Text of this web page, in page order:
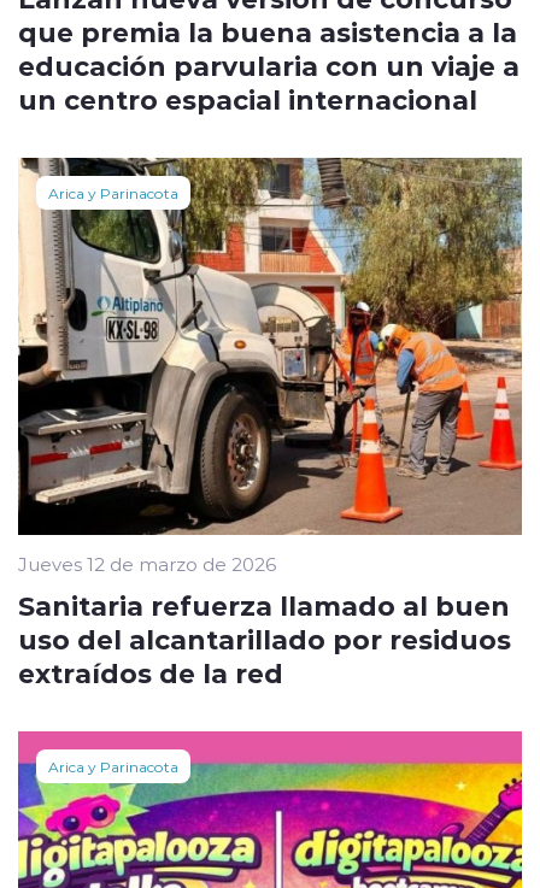
que premia la buena asistencia a la
educación parvularia con un viaje a
un centro espacial internacional
Arica y Parinacota
Jueves 12 de marzo de 2026
Sanitaria refuerza llamado al buen
uso del alcantarillado por residuos
extraídos de la red
Arica y Parinacota